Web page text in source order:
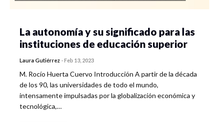
La autonomía y su significado para las
instituciones de educación superior
Laura Gutiérrez -Feb 13, 2023
M. Rocío Huerta Cuervo Introducción A partir de la década
de los 90, las universidades de todo el mundo,
intensamente impulsadas por la globalización económica y
tecnológica,…